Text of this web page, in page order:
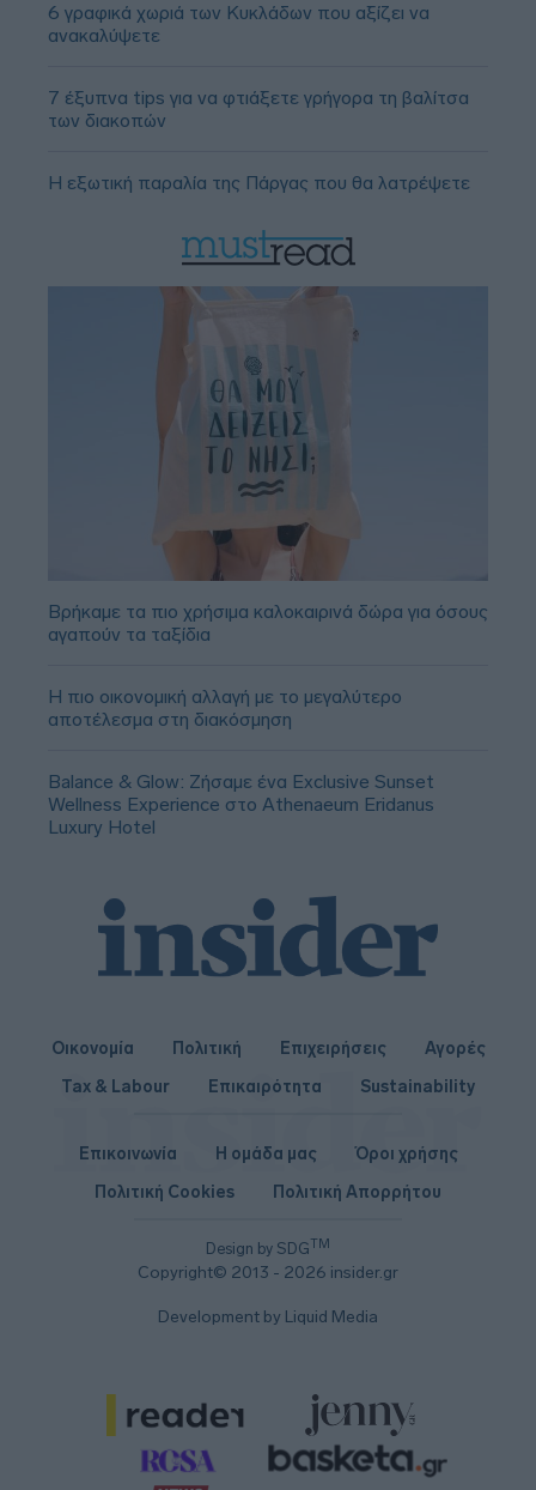
6 γραφικά χωριά των Κυκλάδων που αξίζει να
ανακαλύψετε
7 έξυπνα tips για να φτιάξετε γρήγορα τη βαλίτσα
των διακοπών
Η εξωτική παραλία της Πάργας που θα λατρέψετε
Βρήκαμε τα πιο χρήσιμα καλοκαιρινά δώρα για όσους
αγαπούν τα ταξίδια
Η πιο οικονομική αλλαγή με το μεγαλύτερο
αποτέλεσμα στη διακόσμηση
Balance & Glow: Ζήσαμε ένα Exclusive Sunset
Wellness Experience στο Athenaeum Eridanus
Luxury Hotel
Οικονομία Πολιτική Επιχειρήσεις
Αγορές
Tax & Labour
Επικαιρότητα Sustainability
Design by SDGTM
Copyright© 2013 - 2026 insider.gr
Επικοινωνία Η ομάδα μας
Όροι χρήσης
Πολιτική Cookies
Πολιτική Απορρήτου
Development by Liquid Media